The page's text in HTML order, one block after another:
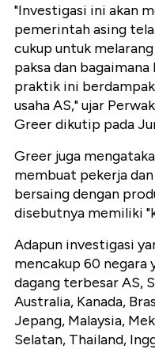
"Investigasi ini akan
pemerintah asing
cukup untuk
paksa dan
praktik ini
usaha AS," ujar
Greer dikutip pada
Greer juga
membuat pekerja
bersaing dengan
disebutnya memiliki
Adapun investigasi
mencakup 60 negara
dagang terbesar AS,
Australia, Kanada,
Jepang, Malaysia,
Selatan, Thailand,